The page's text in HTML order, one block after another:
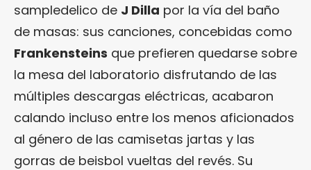
sampledelico de J Dilla por la vía del baño
de masas: sus canciones, concebidas como
Frankensteins que prefieren quedarse sobre
la mesa del laboratorio disfrutando de las
múltiples descargas eléctricas, acabaron
calando incluso entre los menos aficionados
al género de las camisetas jartas y las
gorras de beisbol vueltas del revés. Su